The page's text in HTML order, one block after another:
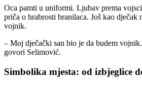
Oca pamti u uniformi. Ljubav prema
priča o hrabrosti branilaca. Još kao dječak
vojnik.
– Moj dječački san bio je da budem
govori Selimović.
Simbolika mjesta: od izbjeglice